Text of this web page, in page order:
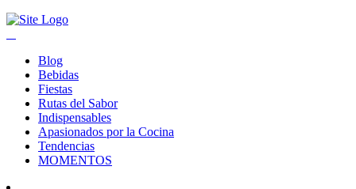
Blog
Bebidas
Fiestas
Rutas del Sabor
Indispensables
Apasionados por la Cocina
Tendencias
MOMENTOS